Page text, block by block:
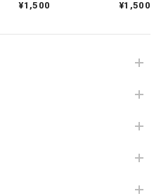
¥1,500 ¥1,500